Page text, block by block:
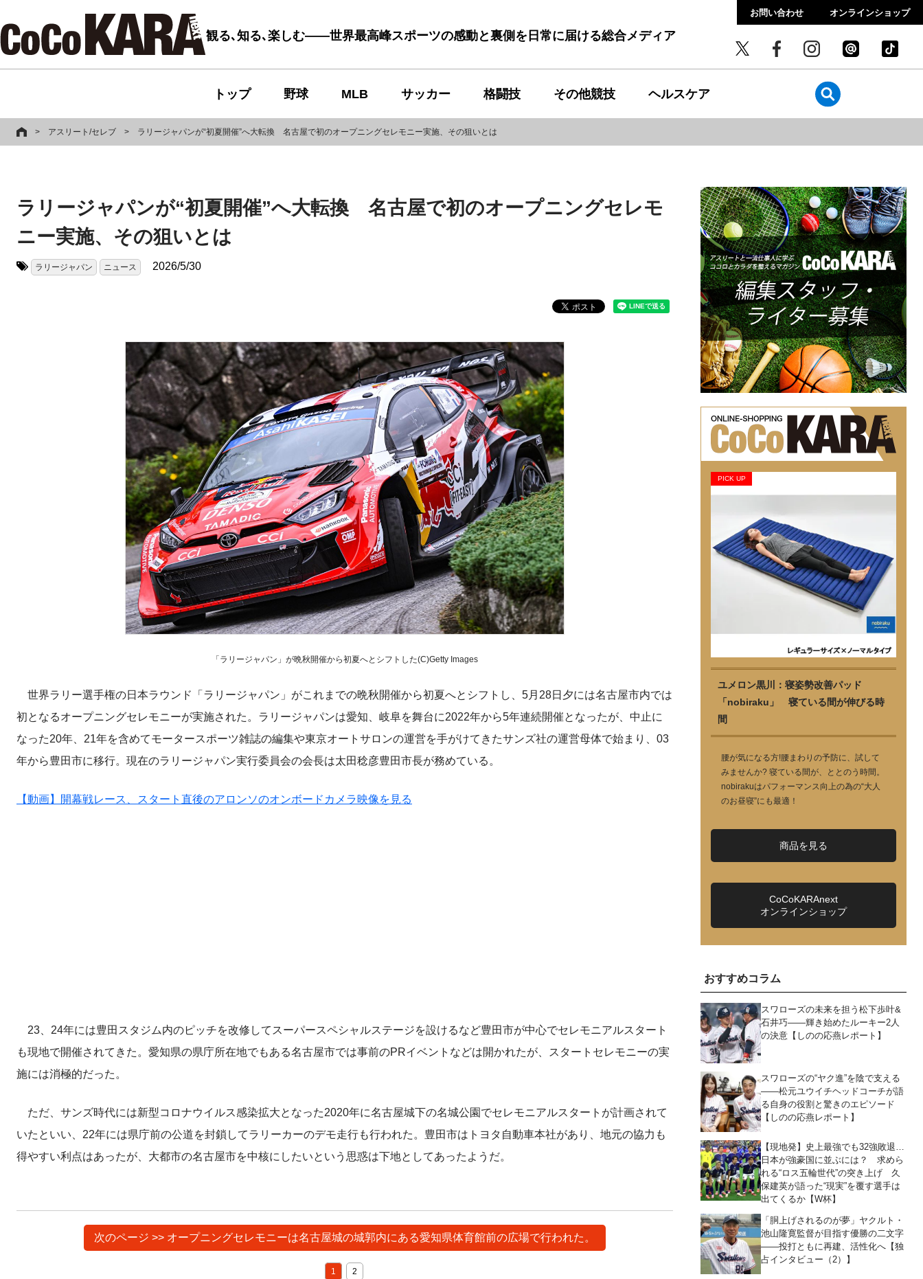
観る､知る､楽しむ――世界最高峰スポーツの感動と裏側を日常に届ける総合メディア
お問い合わせ オンラインショップ
トップ 野球 MLB サッカー 格闘技 その他競技 ヘルスケア
> アスリート/セレブ > ラリージャパンが“初夏開催”へ大転換 名古屋で初のオープニングセレモニー実施、その狙いとは
ラリージャパンが“初夏開催”へ大転換 名古屋で初のオープニングセレモ
ニー実施、その狙いとは
ラリージャパン ニュース 2026/5/30
「ラリージャパン」が晩秋開催から初夏へとシフトした(C)Getty Images
世界ラリー選手権の日本ラウンド「ラリージャパン」がこれまでの晩秋開催から初夏へとシフトし、5月28日夕には名古屋市内では
初となるオープニングセレモニーが実施された。ラリージャパンは愛知、岐阜を舞台に2022年から5年連続開催となったが、中止に
なった20年、21年を含めてモータースポーツ雑誌の編集や東京オートサロンの運営を手がけてきたサンズ社の運営母体で始まり、03
年から豊田市に移行。現在のラリージャパン実行委員会の会長は太田稔彦豊田市長が務めている。
【動画】開幕戦レース、スタート直後のアロンソのオンボードカメラ映像を見る
23、24年には豊田スタジム内のピッチを改修してスーパースペシャルステージを設けるなど豊田市が中心でセレモニアルスタート
も現地で開催されてきた。愛知県の県庁所在地でもある名古屋市では事前のPRイベントなどは開かれたが、スタートセレモニーの実
施には消極的だった。
ただ、サンズ時代には新型コロナウイルス感染拡大となった2020年に名古屋城下の名城公園でセレモニアルスタートが計画されて
いたといい、22年には県庁前の公道を封鎖してラリーカーのデモ走行も行われた。豊田市はトヨタ自動車本社があり、地元の協力も
得やすい利点はあったが、大都市の名古屋市を中核にしたいという思惑は下地としてあったようだ。
次のページ >> オープニングセレモニーは名古屋城の城郭内にある愛知県体育館前の広場で行われた。
1 2
PICK UP
ユメロン黒川：寝姿勢改善パッド
「nobiraku」 寝ている間が伸びる時
間
腰が気になる方!腰まわりの予防に、試して
みませんか? 寝ている間が、ととのう時間。
nobirakuはパフォーマンス向上の為の“大人
のお昼寝”にも最適！
商品を見る
CoCoKARAnext
オンラインショップ
おすすめコラム
スワローズの未来を担う松下歩叶&
石井巧――輝き始めたルーキー2人
の決意【しのの応燕レポート】
スワローズの“ヤク進”を陰で支える
――松元ユウイチヘッドコーチが語
る自身の役割と驚きのエピソード
【しのの応燕レポート】
【現地発】史上最強でも32強敗退…
日本が強豪国に並ぶには？ 求めら
れる“ロス五輪世代”の突き上げ 久
保建英が語った“現実”を覆す選手は
出てくるか【W杯】
「胴上げされるのが夢」ヤクルト・
池山隆寛監督が目指す優勝の二文字
――投打ともに再建、活性化へ【独
占インタビュー（2）】